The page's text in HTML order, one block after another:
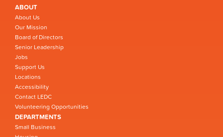
ABOUT
About Us
Our Mission
Board of Directors
Senior Leadership
Jobs
Support Us
Locations
Accessibility
Contact LEDC
Volunteering Opportunities
DEPARTMENTS
Small Business